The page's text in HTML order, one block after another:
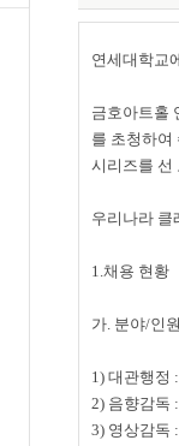
연세대학교
금호아트홀
를 초청하여
시리즈를 선
우리나라 클
1.채용 현황
가. 분야/인
1) 대관행정
2) 음향감독
3) 영상감독